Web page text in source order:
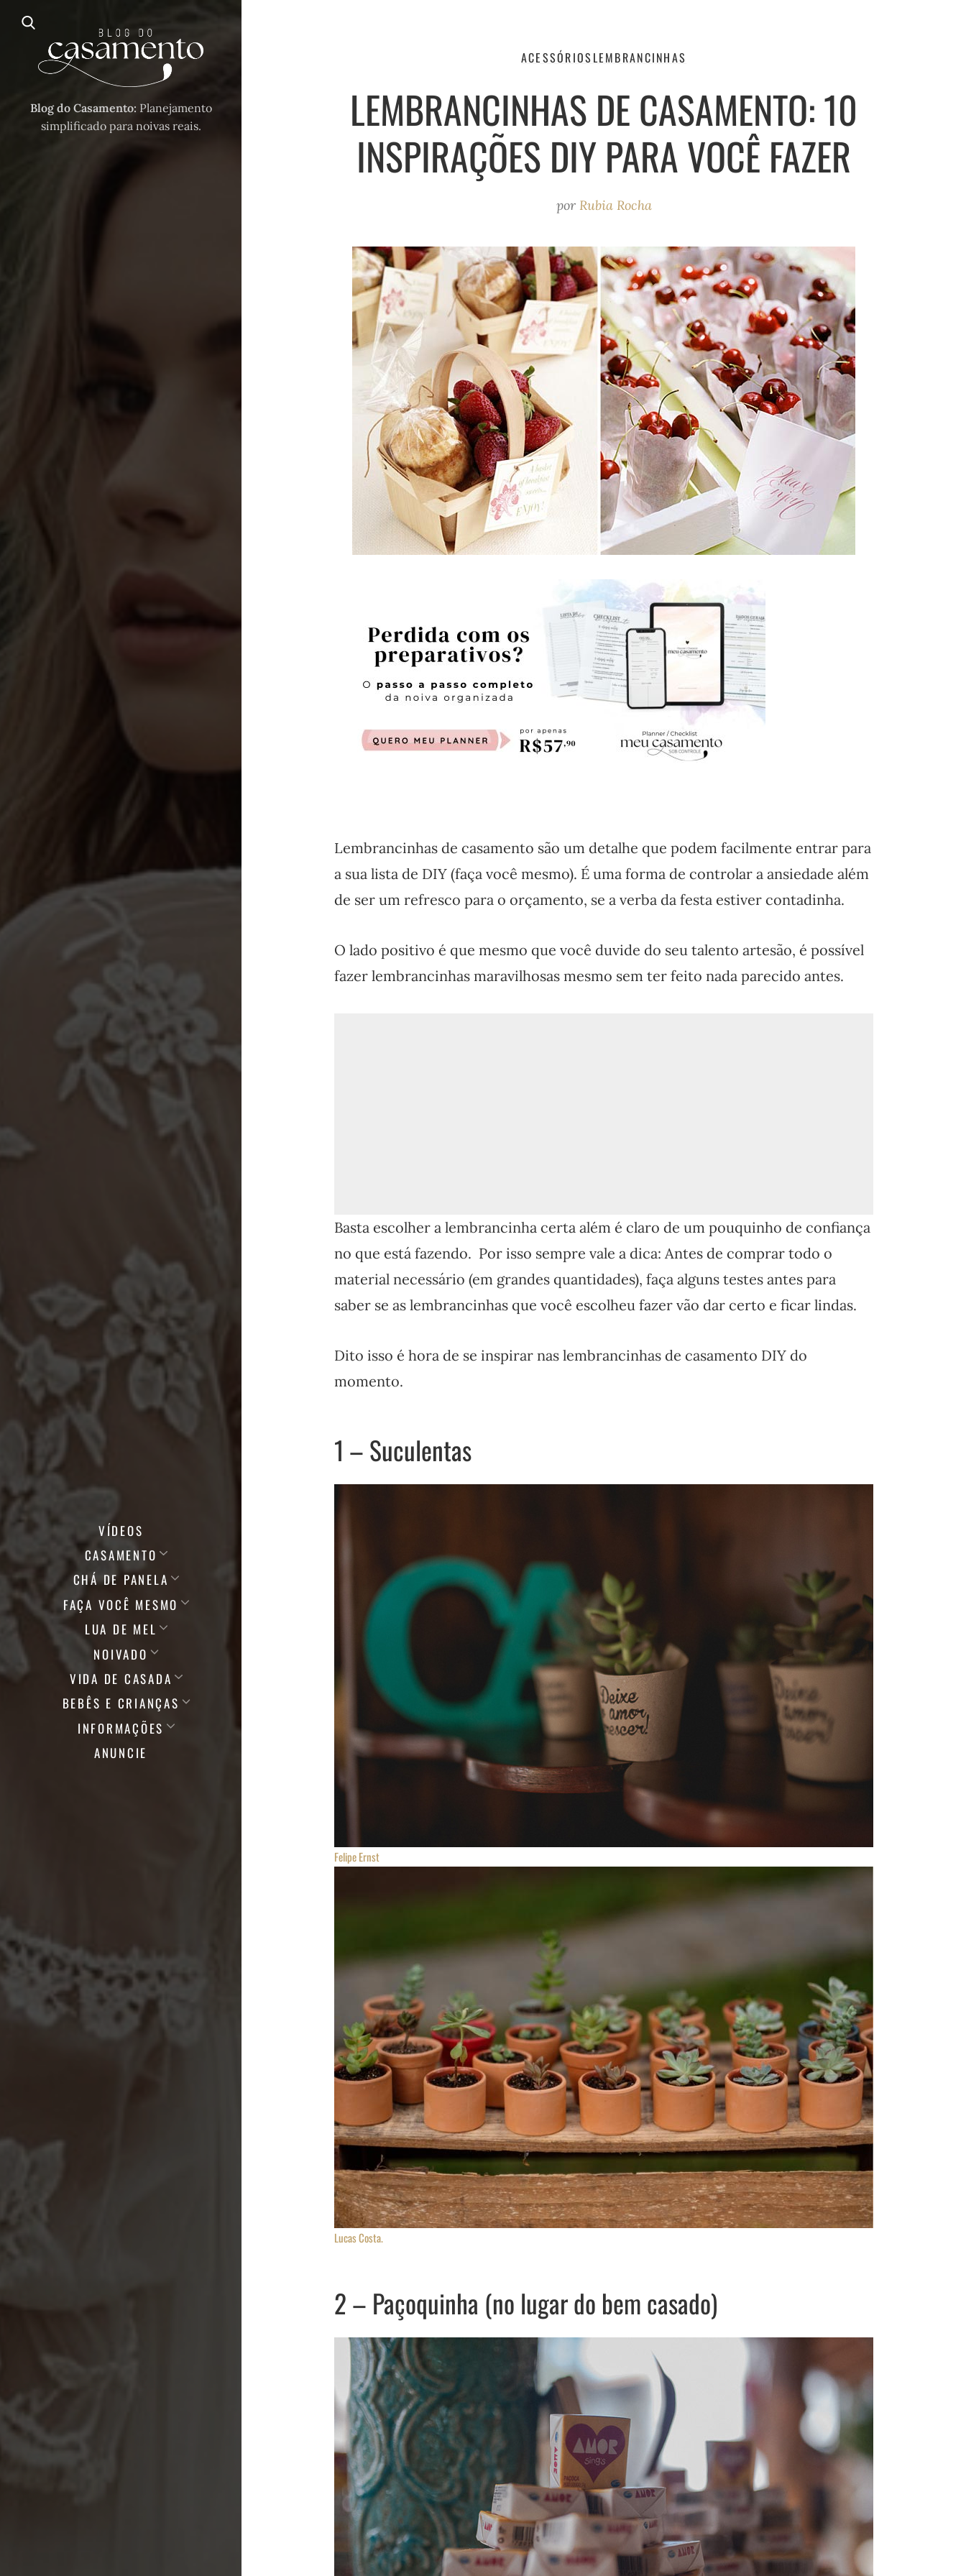
Blog do Casamento: Planejamento
simplificado para noivas reais.
VÍDEOS
CASAMENTO
CHÁ DE PANELA
FAÇA VOCÊ MESMO
LUA DE MEL
NOIVADO
VIDA DE CASADA
BEBÊS E CRIANÇAS
INFORMAÇÕES
ANUNCIE
ACESSÓRIOSLEMBRANCINHAS
LEMBRANCINHAS DE CASAMENTO: 10
INSPIRAÇÕES DIY PARA VOCÊ FAZER
por Rubia Rocha
Lembrancinhas de casamento são um detalhe que podem facilmente entrar para
a sua lista de DIY (faça você mesmo). É uma forma de controlar a ansiedade além
de ser um refresco para o orçamento, se a verba da festa estiver contadinha.
O lado positivo é que mesmo que você duvide do seu talento artesão, é possível
fazer lembrancinhas maravilhosas mesmo sem ter feito nada parecido antes.
Basta escolher a lembrancinha certa além é claro de um pouquinho de confiança
no que está fazendo. Por isso sempre vale a dica: Antes de comprar todo o
material necessário (em grandes quantidades), faça alguns testes antes para
saber se as lembrancinhas que você escolheu fazer vão dar certo e ficar lindas.
Dito isso é hora de se inspirar nas lembrancinhas de casamento DIY do
momento.
1 – Suculentas
Felipe Ernst
Lucas Costa.
2 – Paçoquinha (no lugar do bem casado)